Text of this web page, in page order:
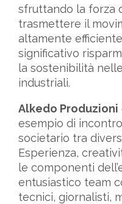
sfruttando la forza
trasmettere il
altamente
significativo
la sostenibilità
industriali.
Alkedo Produzioni
esempio di
societario tra
Esperienza,
le componenti
entusiastico team
tecnici, giornalisti,